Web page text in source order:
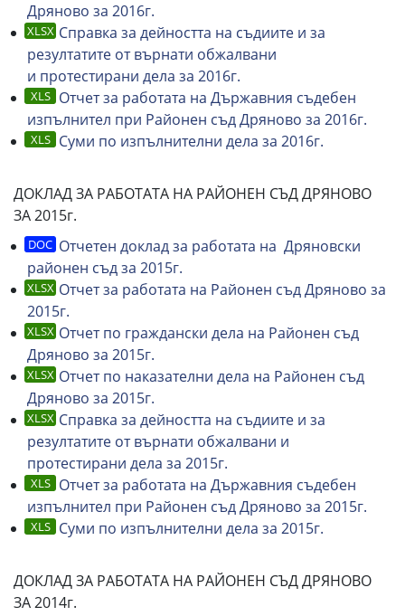
Дряново за 2016г.
Справка за дейността на съдиите и за
резултатите от върнати обжалвани
и протестирани дела за 2016г.
Отчет за работата на Държавния съдебен
изпълнител при Районен съд Дряново за 2016г.
Суми по изпълнителни дела за 2016г.
ДОКЛАД ЗА РАБОТАТА НА РАЙОНЕН СЪД ДРЯНОВО
ЗА 2015г.
Отчетен доклад за работата на Дряновски
районен съд за 2015г.
Отчет за работата на Районен съд Дряново за
2015г.
Отчет по граждански дела на Районен съд
Дряново за 2015г.
Отчет по наказателни дела на Районен съд
Дряново за 2015г.
Справка за дейността на съдиите и за
резултатите от върнати обжалвани и
протестирани дела за 2015г.
Отчет за работата на Държавния съдебен
изпълнител при Районен съд Дряново за 2015г.
Суми по изпълнителни дела за 2015г.
ДОКЛАД ЗА РАБОТАТА НА РАЙОНЕН СЪД ДРЯНОВО
ЗА 2014г.